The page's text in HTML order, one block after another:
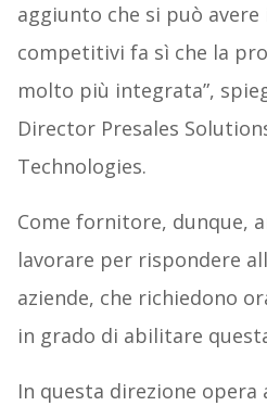
aggiunto che si può
competitivi fa sì che la
molto più integrata”,
Director Presales
Technologies.
Come fornitore, dunque,
lavorare per rispondere
aziende, che richiedono
in grado di abilitare
In questa direzione opera